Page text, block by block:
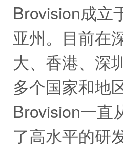
Brovision成立
亚州。目前在
大、香港、深
多个国家和地
Brovision一直
了高水平的研